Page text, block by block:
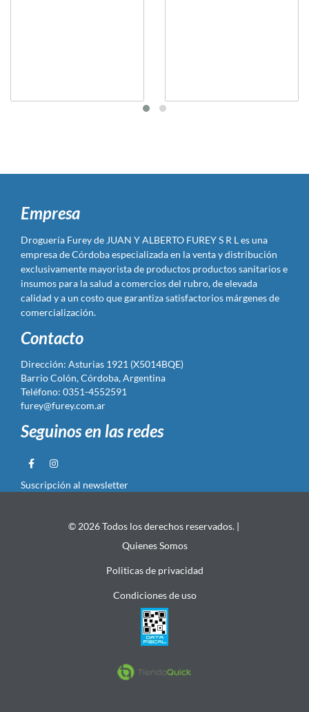
Empresa
Droguería Furey de JUAN Y ALBERTO FUREY S R L es una
empresa de Córdoba especializada en la venta y distribución
exclusivamente mayorista de productos productos sanitarios e
insumos para la salud a comercios del rubro, de elevada
calidad y a un costo que garantiza satisfactorios márgenes de
comercialización.
Contacto
Dirección: Asturias 1921 (X5014BQE)
Barrio Colón, Córdoba, Argentina
Teléfono: 0351-4552591
furey@furey.com.ar
Seguinos en las redes
Suscripción al newsletter
© 2026 Todos los derechos reservados. |
Quienes Somos
Politicas de privacidad
Condiciones de uso